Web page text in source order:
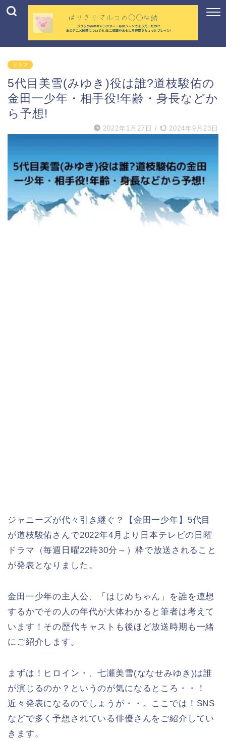
ドラマ
5代目美雪(みゆき)役は誰?道枝駿佑の
金田一少年・相手役!年齢・身長などか
ら予想!
2022年1月27日 / 2024年9月23日
ジャニーズが代々引き継ぐ？【金田一少年】5代目
が道枝駿佑さんで2022年4月より日本テレビの日曜
ドラマ（毎週日曜22時30分～）枠で放送されること
が発表となりました。
金田一少年の主人公、「はじめちゃん」を誰を連想
するかでその人の年代が大体わかると筆者は考えて
います！その歴代キャストも後ほど放送時期も一緒
にご紹介します。
まずは！ヒロイン・、七瀬美雪(ななせみゆき)は誰
が演じるのか？というのが気になるところ・・！
近々発表になるのでしょうが・・。ここでは！SNS
などで多く予想されている俳優さんをご紹介してい
きます。